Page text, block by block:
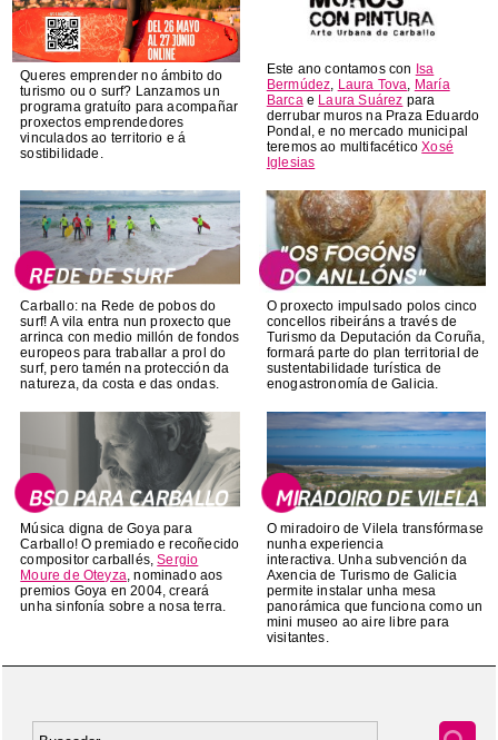
Queres emprender no ámbito do
turismo ou o surf? Lanzamos un
programa gratuíto para acompañar
proxectos emprendedores
vinculados ao territorio e á
sostibilidade.
Este ano contamos con
Isa
Bermúdez
Laura Tova
María
Barca e Laura Suárez para
derrubar muros na Praza Eduardo
Pondal, e no mercado municipal
teremos ao multifacéticoXosé
Iglesias
Carballo: na Rede de pobos do
surf! A vila entra nun proxecto que
arrinca con medio millón de fondos
europeos para traballar a prol do
surf, pero tamén na protección da
natureza, da costa e das ondas.
O proxecto impulsado polos cinco
concellos ribeiráns a través de
Turismo da Deputación da Coruña,
formará parte do plan territorial de
sustentabilidade turística de
enogastronomía de Galicia.
Música digna de Goya para
Carballo! O premiado e recoñecido
compositor carballés,Sergio
Moure de Oteyza , nominado aos
premios Goya en 2004, creará
unha sinfonía sobre a nosa terra.
O miradoiro de Vilela transfórmase
nunha experiencia
interactiva. Unha subvención da
Axencia de Turismo de Galicia
permite instalar unha mesa
panorámica que funciona como un
mini museo ao aire libre para
visitantes.